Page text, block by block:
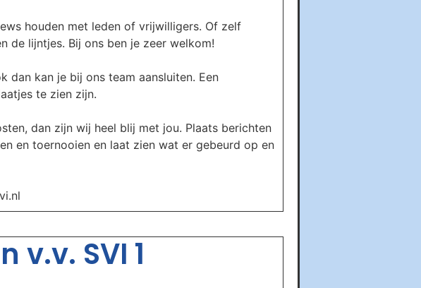
houden met leden of vrijwilligers. Of zelf
de lijntjes. Bij ons ben je zeer welkom!
dan kan je bij ons team aansluiten. Een
te zien zijn.
dan zijn wij heel blij met jou. Plaats berichten
en toernooien en laat zien wat er gebeurd op en
v.v. SVI 1